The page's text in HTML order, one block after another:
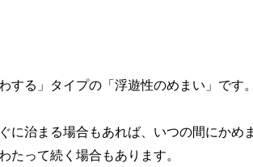
る」タイプの「浮遊性のめまい」です。
治まる場合もあれば、いつの間にかめ
たって続く場合もあります。